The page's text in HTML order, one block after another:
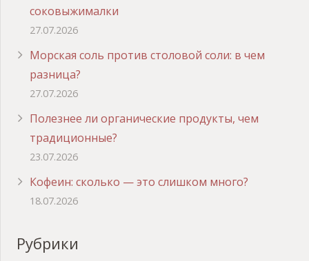
соковыжималки
27.07.2026
Морская соль против столовой соли: в чем
разница?
27.07.2026
Полезнее ли органические продукты, чем
традиционные?
23.07.2026
Кофеин: сколько — это слишком много?
18.07.2026
Рубрики